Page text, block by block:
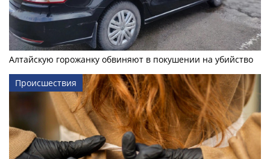
Алтайскую горожанку обвиняют в покушении на убийство
Происшествия